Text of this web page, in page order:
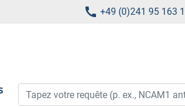
+49 (0)241 95 163